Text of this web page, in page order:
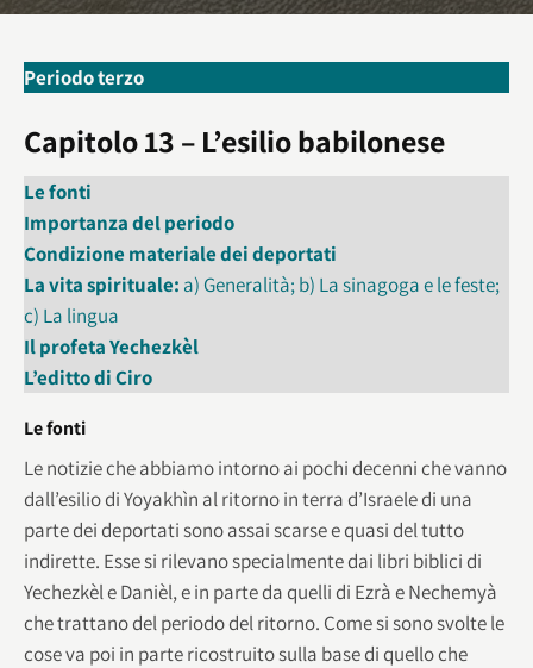
Periodo terzo
Capitolo 13 – L’esilio babilonese
Le fonti
Importanza del periodo
Condizione materiale dei deportati
La vita spirituale: a) Generalità; b) La sinagoga e le feste;
c) La lingua
Il profeta Yechezkèl
L’editto di Ciro
Le fonti
Le notizie che abbiamo intorno ai pochi decenni che vanno
dall’esilio di Yoyakhìn al ritorno in terra d’Israele di una
parte dei deportati sono assai scarse e quasi del tutto
indirette. Esse si rilevano specialmente dai libri biblici di
Yechezkèl e Danièl, e in parte da quelli di Ezrà e Nechemyà
che trattano del periodo del ritorno. Come si sono svolte le
cose va poi in parte ricostruito sulla base di quello che